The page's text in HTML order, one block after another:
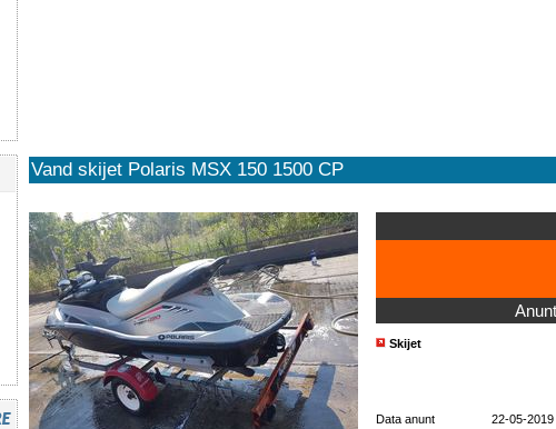
Vand skijet Polaris MSX 150 1500 CP
Skijet
Data anunt
22-05-2019